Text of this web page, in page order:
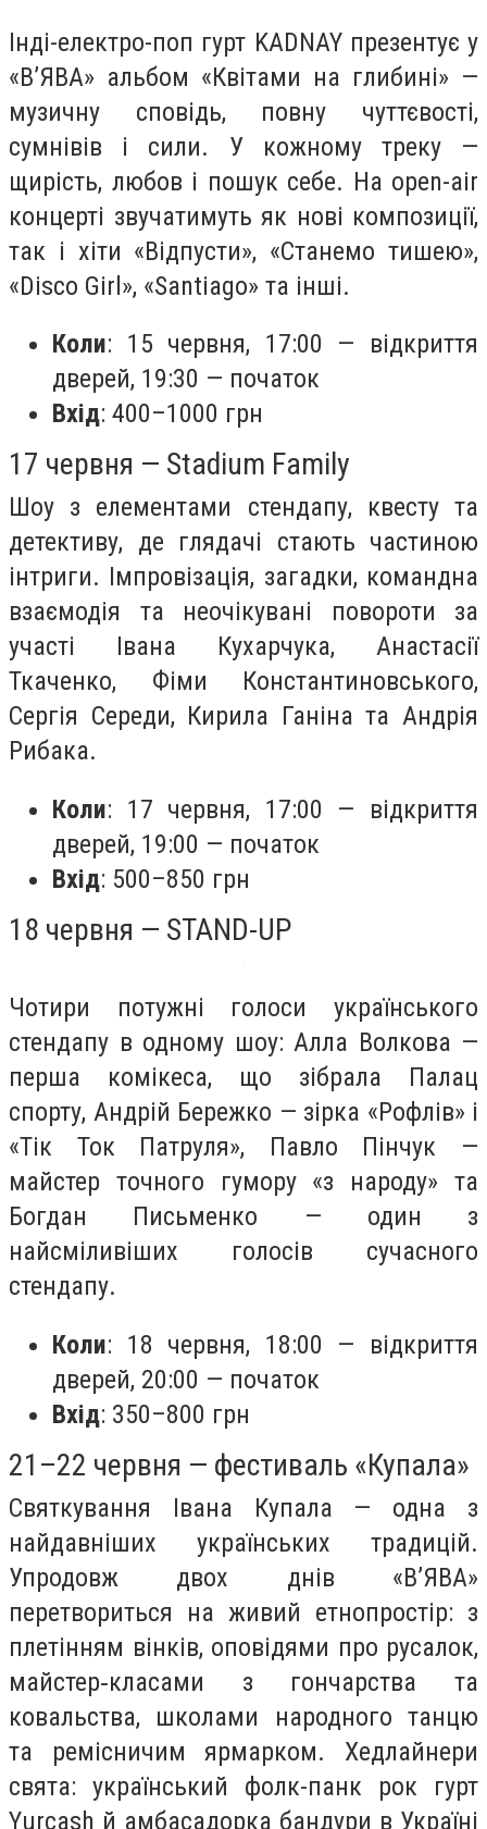
Інді-електро-поп гурт KADNAY презентує у
«В’ЯВА» альбом «Квітами на глибині» —
музичну сповідь, повну чуттєвості,
сумнівів і сили. У кожному треку —
щирість, любов і пошук себе. На open-air
концерті звучатимуть як нові композиції,
так і хіти «Відпусти», «Станемо тишею»,
«Disco Girl», «Santiago» та інші.
Коли: 15 червня, 17:00 — відкриття
дверей, 19:30 — початок
Вхід: 400–1000 грн
17 червня — Stadium Family
Шоу з елементами стендапу, квесту та
детективу, де глядачі стають частиною
інтриги. Імпровізація, загадки, командна
взаємодія та неочікувані повороти за
участі Івана Кухарчука, Анастасії
Ткаченко, Фіми Константиновського,
Сергія Середи, Кирила Ганіна та Андрія
Рибака.
Коли: 17 червня, 17:00 — відкриття
дверей, 19:00 — початок
Вхід: 500–850 грн
18 червня — STAND-UP
Чотири потужні голоси українського
стендапу в одному шоу: Алла Волкова —
перша комікеса, що зібрала Палац
спорту, Андрій Бережко — зірка «Рофлів» і
«Тік Ток Патруля», Павло Пінчук —
майстер точного гумору «з народу» та
Богдан Письменко — один з
найсміливіших голосів сучасного
стендапу.
Коли: 18 червня, 18:00 — відкриття
дверей, 20:00 — початок
Вхід: 350–800 грн
21–22 червня — фестиваль «Купала»
Святкування Івана Купала — одна з
найдавніших українських традицій.
Упродовж двох днів «В’ЯВА»
перетвориться на живий етнопростір: з
плетінням вінків, оповідями про русалок,
майстер‑класами з гончарства та
ковальства, школами народного танцю
та ремісничим ярмарком. Хедлайнери
свята: український фолк-панк рок гурт
Yurcash й амбасадорка бандури в Україні